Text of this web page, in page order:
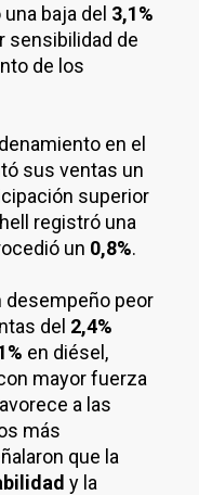
baja del 3,1%
sensibilidad de
de los
en el
sus ventas un
superior
registró una
un 0,8%.
desempeño peor
del 2,4%
en diésel,
mayor fuerza
a las
más
que la
y la